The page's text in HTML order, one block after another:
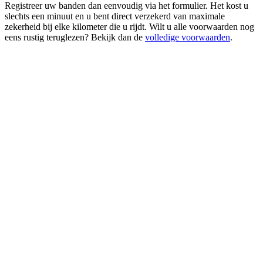
Registreer uw banden dan eenvoudig via het formulier. Het kost u
slechts een minuut en u bent direct verzekerd van maximale
zekerheid bij elke kilometer die u rijdt. Wilt u alle voorwaarden nog
eens rustig teruglezen? Bekijk dan de volledige voorwaarden.